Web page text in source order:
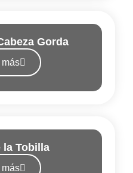
Gorda
la Tobilla